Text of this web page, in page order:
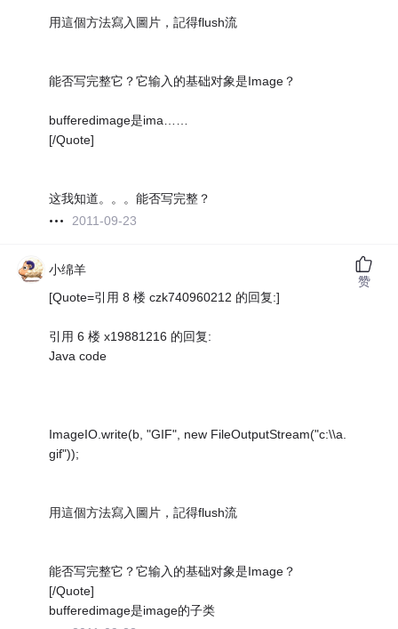
用這個方法寫入圖片，記得flush流
能否写完整它？它输入的基础对象是Image？
bufferedimage是ima……
[/Quote]
这我知道。。。能否写完整？
2011-09-23
小绵羊
[Quote=引用 8 楼 czk740960212 的回复:]
引用 6 楼 x19881216 的回复:
Java code
ImageIO.write(b, "GIF", new FileOutputStream("c:\\a.
gif"));
用這個方法寫入圖片，記得flush流
能否写完整它？它输入的基础对象是Image？
[/Quote]
bufferedimage是image的子类
赞